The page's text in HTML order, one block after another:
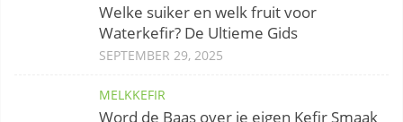
Welke suiker en welk fruit voor
Waterkefir? De Ultieme Gids
SEPTEMBER 29, 2025
MELKKEFIR
Word de Baas over je eigen Kefir Smaak